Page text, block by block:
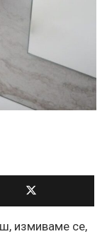
измиваме се,